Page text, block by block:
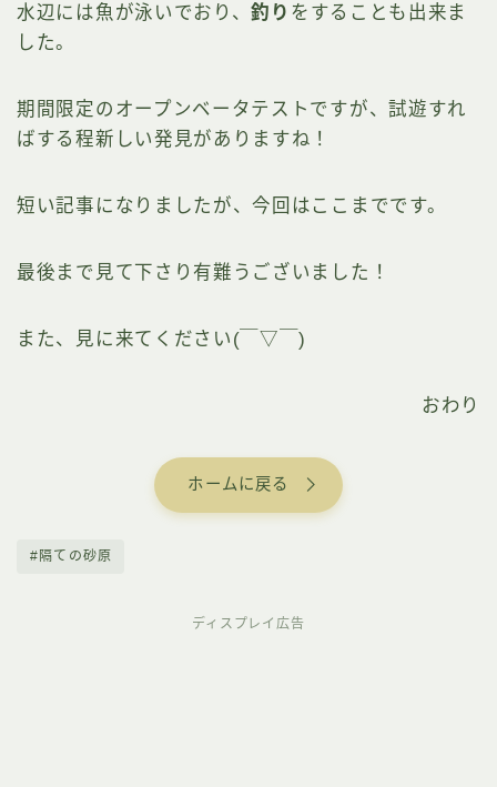
水辺には魚が泳いでおり、釣り をすることも出来ま
した。
期間限定のオープンベータテストですが、試遊すれ
ばする程新しい発見がありますね！
短い記事になりましたが、今回はここまでです。
最後まで見て下さり有難うございました！
また、見に来てください(￣▽￣)
おわり
ホームに戻る
#隔ての砂原
ディスプレイ広告